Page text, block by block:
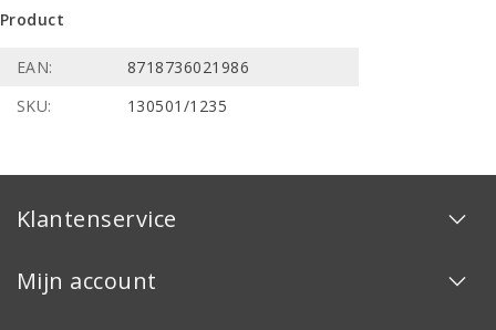
Product
EAN:
8718736021986
SKU:
130501/1235
Klantenservice
Mijn account